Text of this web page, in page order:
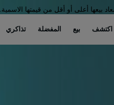
بيعها أعلى أو أقل من قيمتها الاسمية.
اكتشف بيع المفضلة تذاكري